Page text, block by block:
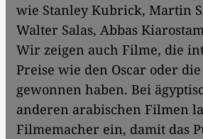
wie Stanley Kubrick, Martin
Walter Salas, Abbas
Wir zeigen auch Filme, die
Preise wie den Oscar oder
gewonnen haben. Bei
anderen arabischen Filmen
Filmemacher ein, damit das